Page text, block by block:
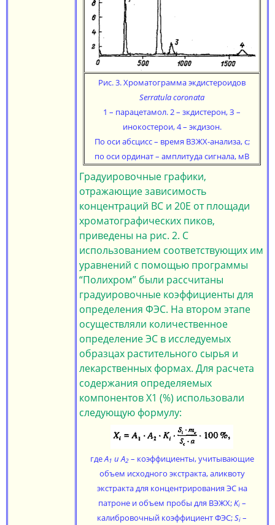
Рис. 3. Хроматограмма экдистероидов
Serratula coroпata
1 – парацетамол. 2 – зкдистерон, З –
инокостерои, 4 – экдизон.
По оси абсцисс – время ВЗЖХ-анализа, с;
по оси ординат – амплитуда сигнала, мВ
Градуировочные графики,
отражающие зависимость
концентраций ВС и 20Е от площади
хроматографических пиков,
приведены на рис. 2. С
использованием соответствующих им
уравнений с помощью программы
“Полихром” были рассчитаны
градуировочные коэффициенты для
определения ФЭС. На втором этапе
осуществляли количественное
определение ЭС в исследуемых
образцах растительного сырья и
лекарственных формах. Для расчета
содержания определяемых
компонентов Х1 (%) использовали
следующую формулу:
гдеА1 и А2– коэффициенты, учитывающие
объем исходного экстракта, аликвоту
экстракта для концентрирования ЭС на
патроне и объем пробы для ВЭЖХ;Ki–
калибровочный коэффициент ФЭС;Si –